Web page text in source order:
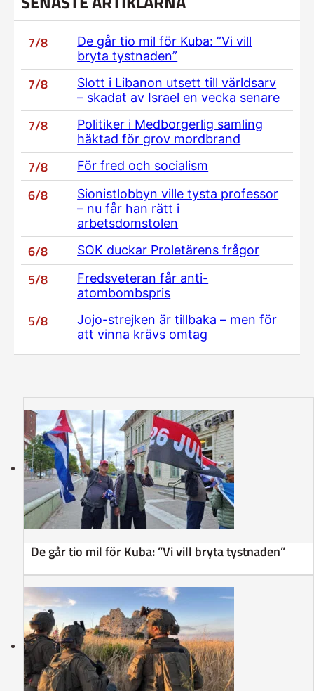
7/8
De går tio mil för Kuba: ”Vi vill
bryta tystnaden”
7/8
Slott i Libanon utsett till världsarv
– skadat av Israel en vecka senare
7/8
Politiker i Medborgerlig samling
häktad för grov mordbrand
7/8 För fred och socialism
6/8
Sionistlobbyn ville tysta professor
– nu får han rätt i
arbetsdomstolen
6/8 SOK duckar Proletärens frågor
5/8
Fredsveteran får anti-
atombombspris
5/8
Jojo-strejken är tillbaka – men för
att vinna krävs omtag
De går tio mil för Kuba: ”Vi vill bryta tystnaden”